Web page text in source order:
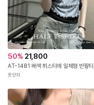
50% 21,800
AT-1481 배색 뷔스티에 일체형 반팔티
옷단지